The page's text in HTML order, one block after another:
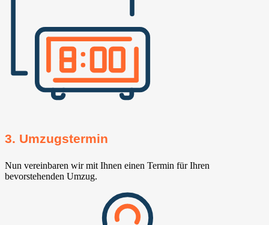
3. Umzugstermin
Nun vereinbaren wir mit Ihnen einen Termin für Ihren
bevorstehenden Umzug.